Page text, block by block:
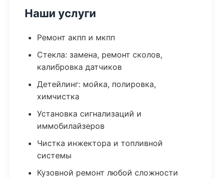
Наши услуги
Ремонт акпп и мкпп
Стекла: замена, ремонт сколов,
калибровка датчиков
Детейлинг: мойка, полировка,
химчистка
Установка сигнализаций и
иммобилайзеров
Чистка инжектора и топливной
системы
Кузовной ремонт любой сложности